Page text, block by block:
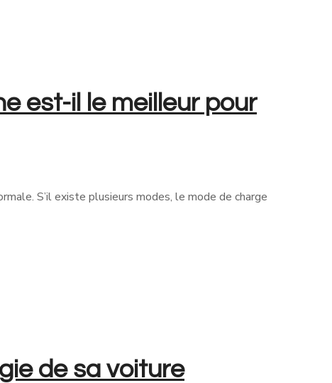
est-il le meilleur pour
S’il existe plusieurs modes, le mode de charge
de sa voiture